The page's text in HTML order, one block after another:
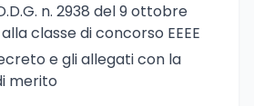
n. 2938 del 9 ottobre
classe di concorso EEEE
e gli allegati con la
merito